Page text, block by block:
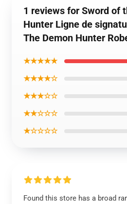
1 reviews for Sword of
Hunter Ligne de
The Demon Hunter
★★★★★
★★★★☆
★★★☆☆
★★☆☆☆
★☆☆☆☆
Found this store has a broad